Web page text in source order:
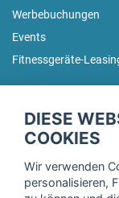
Werbebuchungen
Events
Fitnessgeräte-
Trage dich hier für
DIESE
COOKIES
Wir verwenden
personalisieren,